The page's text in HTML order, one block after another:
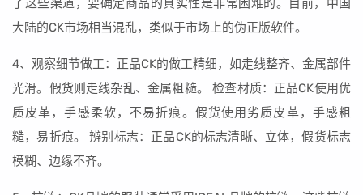
了这些渠道，要确定商品的真实性是非常困难的。目前，中国
大陆的CK市场相当混乱，类似于市场上的伪正版软件。
4、观察细节做工：正品CK的做工精细，如走线整齐、金属部件
光滑。假货则走线杂乱、金属粗糙。 检查材质：正品CK使用优
质皮革，手感柔软，不易折痕。假货使用劣质皮革，手感粗
糙，易折痕。 辨别标志：正品CK的标志清晰、立体，假货标志
模糊、边缘不齐。